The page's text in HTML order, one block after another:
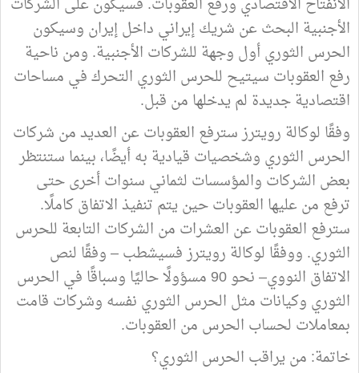
الأجنبية البحث عن شريك إيراني داخل إيران وسيكون
الحرس الثوري أول وجهة للشركات الأجنبية. ومن ناحية
رفع العقوبات سيتيح للحرس الثوري التحرك في مساحات
اقتصادية جديدة لم يدخلها من قبل.
وفقًا لوكالة رويترز سترفع العقوبات عن العديد من شركات
الحرس الثوري وشخصيات قيادية به أيضًا، بينما ستنتظر
بعض الشركات والمؤسسات لثماني سنوات أخرى حتى
ترفع من عليها العقوبات حين يتم تنفيذ الاتفاق كاملًا.
سترفع العقوبات عن العشرات من الشركات التابعة للحرس
الثوري. ووفقًا لوكالة رويترز فسيشطب – وفقًا لنص
الاتفاق النووي– نحو 90 مسؤولًا حاليًا وسباقًا في الحرس
الثوري وكيانات مثل الحرس الثوري نفسه وشركات قامت
بمعاملات لحساب الحرس من العقوبات.
خاتمة: من يراقب الحرس الثوري؟